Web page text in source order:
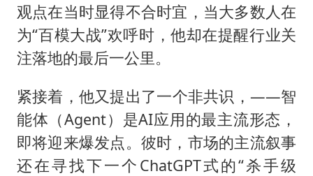
观点在当时显得不合时宜，当大多数人在
为“百模大战”欢呼时，他却在提醒行业关
注落地的最后一公里。
紧接着，他又提出了一个非共识，——智
能体（Agent）是AI应用的最主流形态，
即将迎来爆发点。彼时，市场的主流叙事
还在寻找下一个ChatGPT式的“杀手级